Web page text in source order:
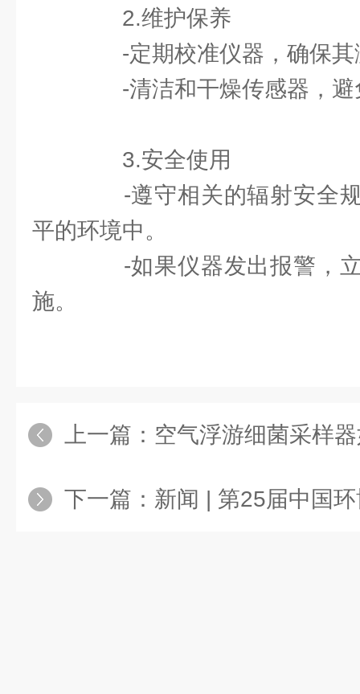
2.维护保养
-定期校准仪器，确保其
-清洁和干燥传感器，避
3.安全使用
-遵守相关的辐射安全规
平的环境中。
-如果仪器发出报警，立
施。
上一篇： 空气浮游细菌采样
下一篇： 新闻 | 第25届中国环博会圆